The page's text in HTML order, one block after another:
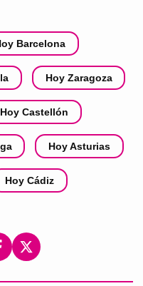
Barcelona
Hoy Zaragoza
Hoy Castellón
Hoy Asturias
Hoy Cádiz